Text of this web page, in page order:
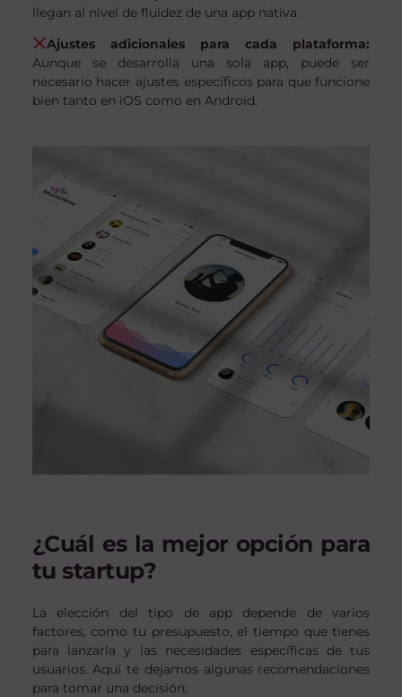
llegan al nivel de fluidez de una app nativa.
Ajustes adicionales para cada plataforma:
Aunque se desarrolla una sola app, puede ser
necesario hacer ajustes específicos para que funcione
bien tanto en iOS como en Android.
¿Cuál es la mejor opción para
tu startup?
La elección del tipo de app depende de varios
factores, como tu presupuesto, el tiempo que tienes
para lanzarla y las necesidades específicas de tus
usuarios. Aquí te dejamos algunas recomendaciones
para tomar una decisión: